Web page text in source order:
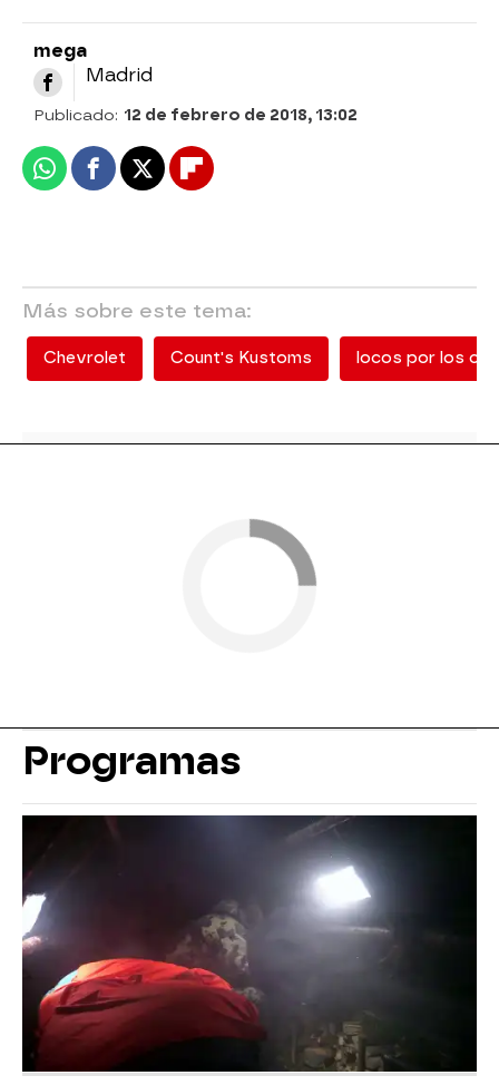
mega
Madrid
Publicado: 12 de febrero de 2018, 13:02
WhatsappFacebook
X Flipboard
Más sobre este tema:
Chevrolet Count's Kustoms locos por los
Programas